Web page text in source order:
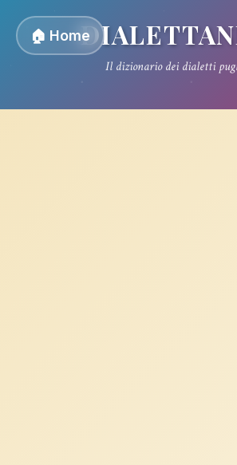
🏠 Home
Il dizionario dei dialetti